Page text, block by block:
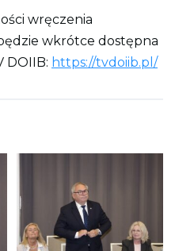
wręczenia
wkrótce dostępna
DOIIB: https://tvdoiib.pl/